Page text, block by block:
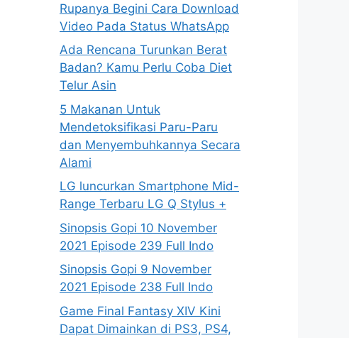
Rupanya Begini Cara Download
Video Pada Status WhatsApp
Ada Rencana Turunkan Berat
Badan? Kamu Perlu Coba Diet
Telur Asin
5 Makanan Untuk
Mendetoksifikasi Paru-Paru
dan Menyembuhkannya Secara
Alami
LG luncurkan Smartphone Mid-
Range Terbaru LG Q Stylus +
Sinopsis Gopi 10 November
2021 Episode 239 Full Indo
Sinopsis Gopi 9 November
2021 Episode 238 Full Indo
Game Final Fantasy XIV Kini
Dapat Dimainkan di PS3, PS4,